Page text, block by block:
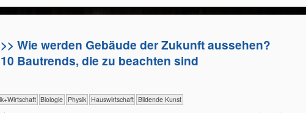
>> Wie werden Gebäude der Zukunft aussehen?
10 Bautrends, die zu beachten sind
​​​​​​​Biologie ​​​​​​​Physik ​Haus­wirtschaft Bildende Kunst